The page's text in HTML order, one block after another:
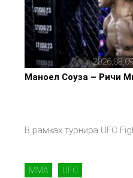
Маноел Соуза – Ричи
В рамках турнира UFC
MMA UFC